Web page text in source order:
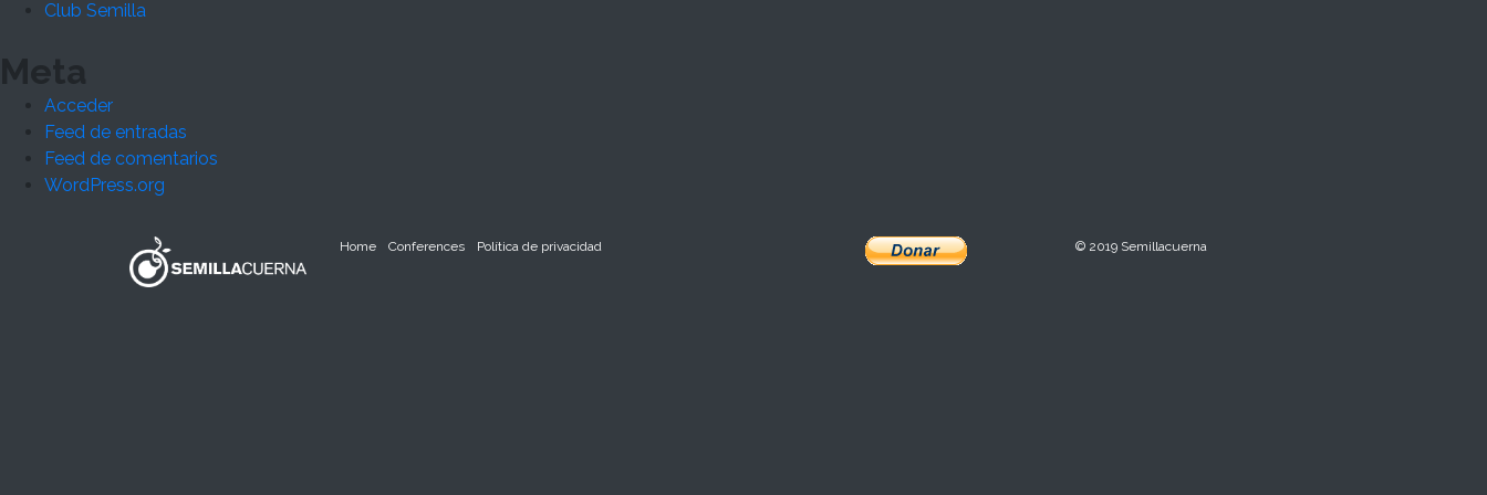
Club Semilla
Meta
Acceder
Feed de entradas
Feed de comentarios
WordPress.org
Home Conferences Política de privacidad © 2019 Semillacuerna